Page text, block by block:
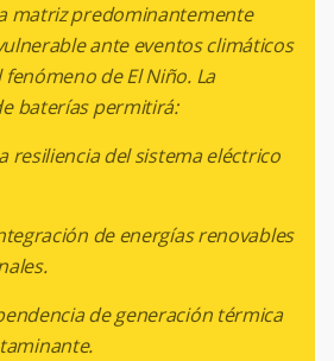
matriz predominantemente
ante eventos climáticos
de El Niño. La
baterías permitirá:
resiliencia del sistema eléctrico
de energías renovables
de generación térmica